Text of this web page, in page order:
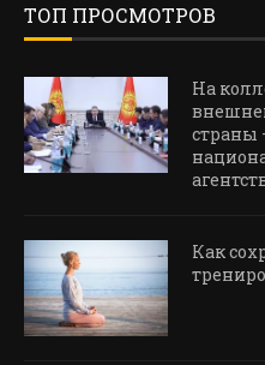
ТОП ПРОСМОТРОВ
На
страны
Как